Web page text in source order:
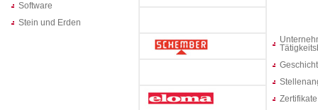
Software
Stein und Erden
Zertifikate